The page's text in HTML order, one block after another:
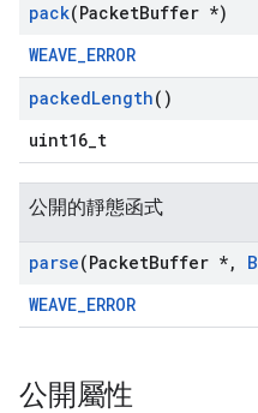
pack(PacketBuffer *)
WEAVE_ERROR
packedLength()
uint16_t
公開的靜態函式
parse(PacketBuffer *,
WEAVE_ERROR
公開屬性